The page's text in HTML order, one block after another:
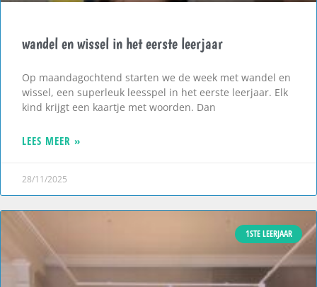
wandel en wissel in het eerste leerjaar
Op maandagochtend starten we de week met wandel en
wissel, een superleuk leesspel in het eerste leerjaar. Elk
kind krijgt een kaartje met woorden. Dan
LEES MEER »
28/11/2025
1STE LEERJAAR